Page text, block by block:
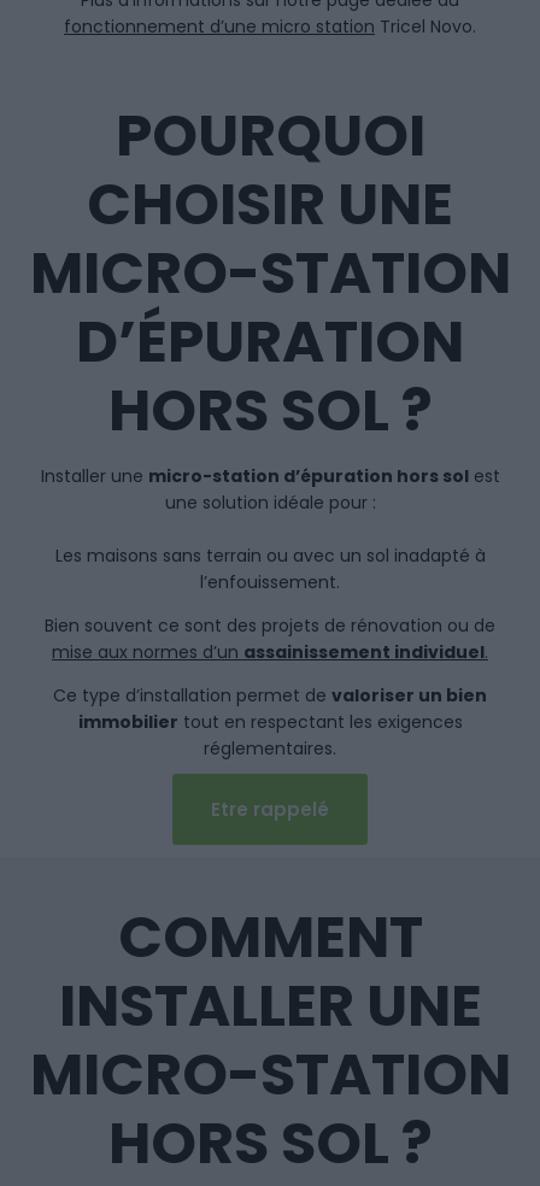
fonctionnement d’une micro station Tricel Novo.
POURQUOI
CHOISIR UNE
MICRO-STATION
D’ÉPURATION
HORS SOL ?
Installer une micro-station d’épuration hors solest
une solution idéale pour :
Les maisons sans terrain ou avec un sol inadapté à
l’enfouissement.
Bien souvent ce sont des projets de rénovation ou de
mise aux normes d’un assainissement individuel.
Ce type d’installation permet de valoriser un bien
immobilier tout en respectant les exigences
réglementaires.
Etre rappelé
COMMENT
INSTALLER UNE
MICRO-STATION
HORS SOL ?